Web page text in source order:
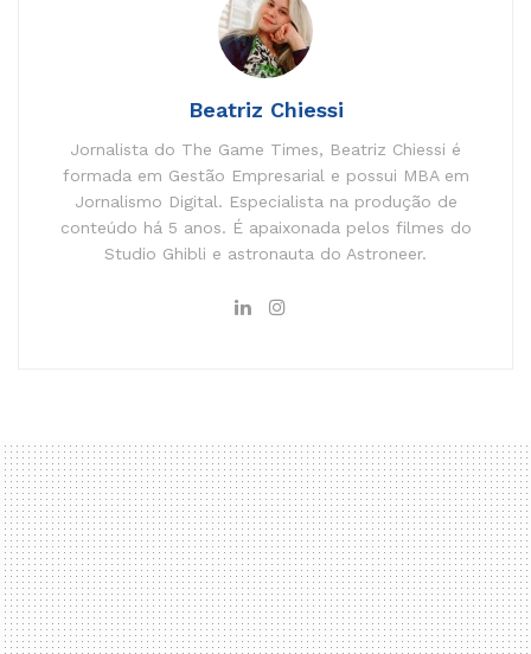
Beatriz Chiessi
Jornalista do The Game Times, Beatriz Chiessi é
formada em Gestão Empresarial e possui MBA em
Jornalismo Digital. Especialista na produção de
conteúdo há 5 anos. É apaixonada pelos filmes do
Studio Ghibli e astronauta do Astroneer.